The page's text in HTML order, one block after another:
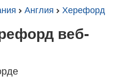
Англия Херефорд
веб-